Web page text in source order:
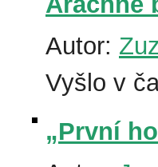
Autor:
Vyšlo v
„První